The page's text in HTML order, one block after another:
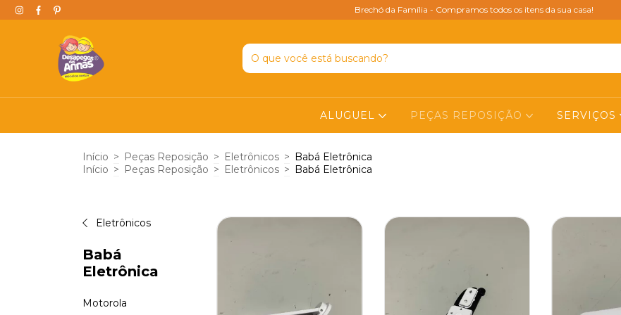
Brechó da Família - Compramos todos os itens da sua casa!
ALUGUEL PEÇAS REPOSIÇÃO SERVIÇOS
Início > Peças Reposição > Eletrônicos > Babá Eletrônica
Início > Peças Reposição > Eletrônicos > Babá Eletrônica
Eletrônicos
Babá
Eletrônica
Motorola